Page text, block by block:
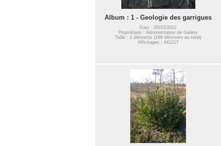
Album : 1 - Geologie des garrigues
Date : 05/03/2012
Propriétaire : Administrateur de Gallery
Taille : 2 éléments (189 éléments au total)
Affichages : 441217